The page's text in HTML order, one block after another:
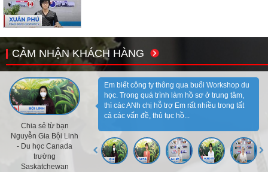
CẢM NHẬN KHÁCH HÀNG
Chia sẻ từ bạn
Nguyễn Gia Bội Linh
- Du học Canada
trường
Saskatchewan
Em biết công ty thông qua buổi Workshop du
học. Trong quá trình làm hồ sơ ở trung tâm,
thì các ANh chị hỗ trợ Em rất nhiều trong tất
cả các vấn đề, thủ tục hồ...